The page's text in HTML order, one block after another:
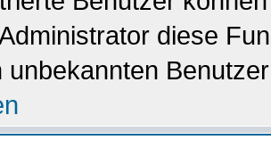
diese
unbekannten